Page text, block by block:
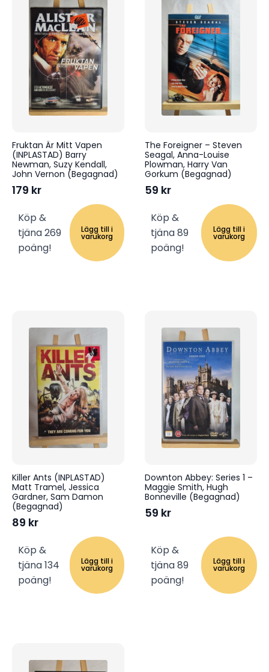
Fruktan Är Mitt Vapen
(INPLASTAD) Barry
Newman, Suzy Kendall,
John Vernon (Begagnad)
179 kr
Köp &
tjäna 269
poäng!
Lägg till i
varukorg
The Foreigner – Steven
Seagal, Anna-Louise
Plowman, Harry Van
Gorkum (Begagnad)
59 kr
Köp &
tjäna 89
poäng!
Lägg till i
varukorg
Killer Ants (INPLASTAD)
Matt Tramel, Jessica
Gardner, Sam Damon
(Begagnad)
89 kr
Köp &
tjäna 134
poäng!
Lägg till i
varukorg
Downton Abbey: Series 1 –
Maggie Smith, Hugh
Bonneville (Begagnad)
59 kr
Köp &
tjäna 89
poäng!
Lägg till i
varukorg